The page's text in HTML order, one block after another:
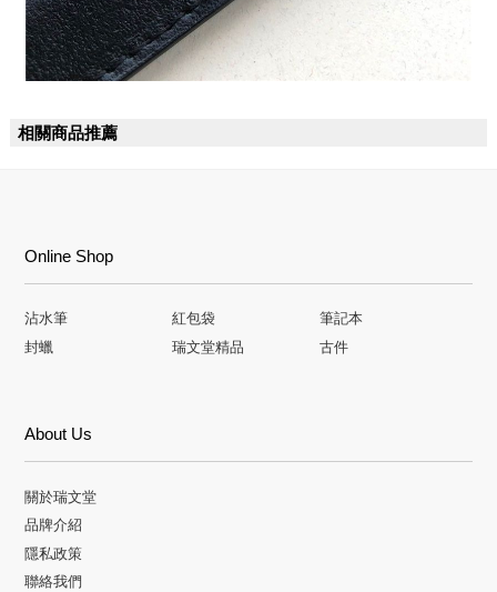
相關商品推薦
Online Shop
沾水筆 紅包袋
筆記本
封蠟
瑞文堂精品 古件
About Us
關於瑞文堂
品牌介紹
隱私政策
聯絡我們